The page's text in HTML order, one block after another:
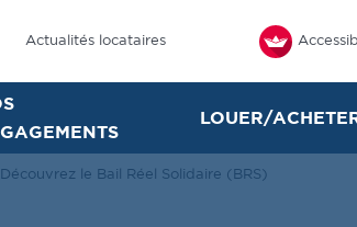
Actualités locataires
LOUER/
Découvrez le Bail Réel Solidaire (BRS)